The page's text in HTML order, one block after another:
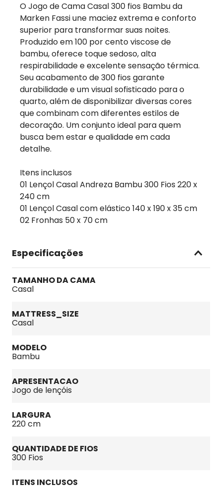
O Jogo de Cama Casal 300 fios Bambu da
Marken Fassi une maciez extrema e conforto
superior para transformar suas noites.
Produzido em 100 por cento viscose de
bambu, oferece toque sedoso, alta
respirabilidade e excelente sensação térmica.
Seu acabamento de 300 fios garante
durabilidade e um visual sofisticado para o
quarto, além de disponibilizar diversas cores
que combinam com diferentes estilos de
decoração. Um conjunto ideal para quem
busca bem estar e qualidade em cada
detalhe.
Itens inclusos
01 Lençol Casal Andreza Bambu 300 Fios 220 x
240 cm
01 Lençol Casal com elástico 140 x 190 x 35 cm
02 Fronhas 50 x 70 cm
Especificações
TAMANHO DA CAMA
Casal
MATTRESS_SIZE
Casal
MODELO
Bambu
APRESENTACAO
Jogo de lençóis
LARGURA
220 cm
QUANTIDADE DE FIOS
300 Fios
ITENS INCLUSOS